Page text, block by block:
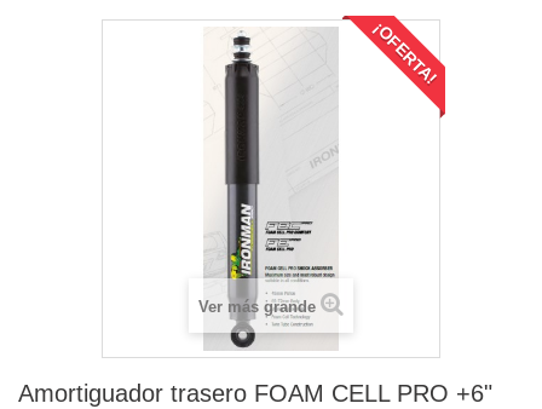
¡OFERTA!
Ver más grande
Amortiguador trasero FOAM CELL PRO +6"